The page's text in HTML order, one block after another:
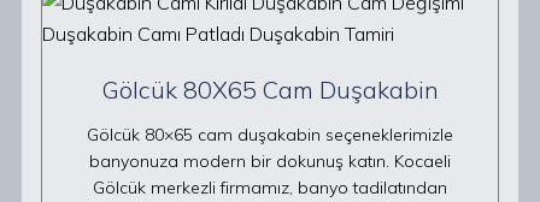
Gölcük 80X65 Cam Duşakabin
Gölcük 80×65 cam duşakabin seçeneklerimizle
banyonuza modern bir dokunuş katın. Kocaeli
Gölcük merkezli firmamız, banyo tadilatından